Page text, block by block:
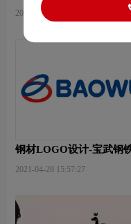
2020-11-05 10:20:33
钢材LOGO设计-宝武钢
2021-04-28 15:57:27